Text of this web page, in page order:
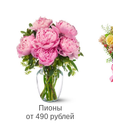
Пионы
от 490 рублей